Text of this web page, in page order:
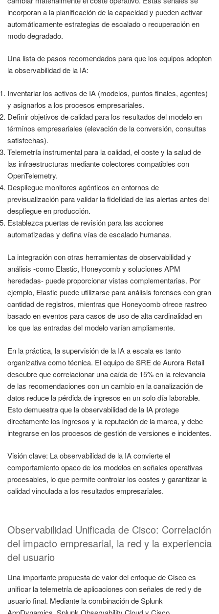
incorporan a la planificación de la capacidad y pueden activar
automáticamente estrategias de escalado o recuperación en
modo degradado.
Una lista de pasos recomendados para que los equipos adopten
la observabilidad de la IA:
Inventariar los activos de IA (modelos, puntos finales, agentes)
y asignarlos a los procesos empresariales.
Definir objetivos de calidad para los resultados del modelo en
términos empresariales (elevación de la conversión, consultas
satisfechas).
Telemetría instrumental para la calidad, el coste y la salud de
las infraestructuras mediante colectores compatibles con
OpenTelemetry.
Despliegue monitores agénticos en entornos de
previsualización para validar la fidelidad de las alertas antes del
despliegue en producción.
Establezca puertas de revisión para las acciones
automatizadas y defina vías de escalado humanas.
La integración con otras herramientas de observabilidad y
análisis -como Elastic, Honeycomb y soluciones APM
heredadas- puede proporcionar vistas complementarias. Por
ejemplo, Elastic puede utilizarse para análisis forenses con gran
cantidad de registros, mientras que Honeycomb ofrece rastreo
basado en eventos para casos de uso de alta cardinalidad en
los que las entradas del modelo varían ampliamente.
En la práctica, la supervisión de la IA a escala es tanto
organizativa como técnica. El equipo de SRE de Aurora Retail
descubre que correlacionar una caída de 15% en la relevancia
de las recomendaciones con un cambio en la canalización de
datos reduce la pérdida de ingresos en un solo día laborable.
Esto demuestra que la observabilidad de la IA protege
directamente los ingresos y la reputación de la marca, y debe
integrarse en los procesos de gestión de versiones e incidentes.
Visión clave: La observabilidad de la IA convierte el
comportamiento opaco de los modelos en señales operativas
procesables, lo que permite controlar los costes y garantizar la
calidad vinculada a los resultados empresariales.
Observabilidad Unificada de Cisco: Correlación
del impacto empresarial, la red y la experiencia
del usuario
Una importante propuesta de valor del enfoque de Cisco es
unificar la telemetría de aplicaciones con señales de red y de
usuario final. Mediante la combinación de Splunk